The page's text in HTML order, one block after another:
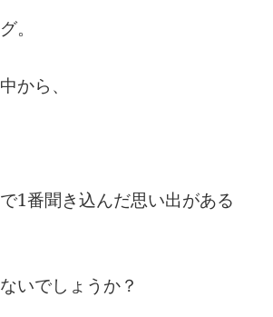
。
から、
1番聞き込んだ思い出がある
いでしょうか？